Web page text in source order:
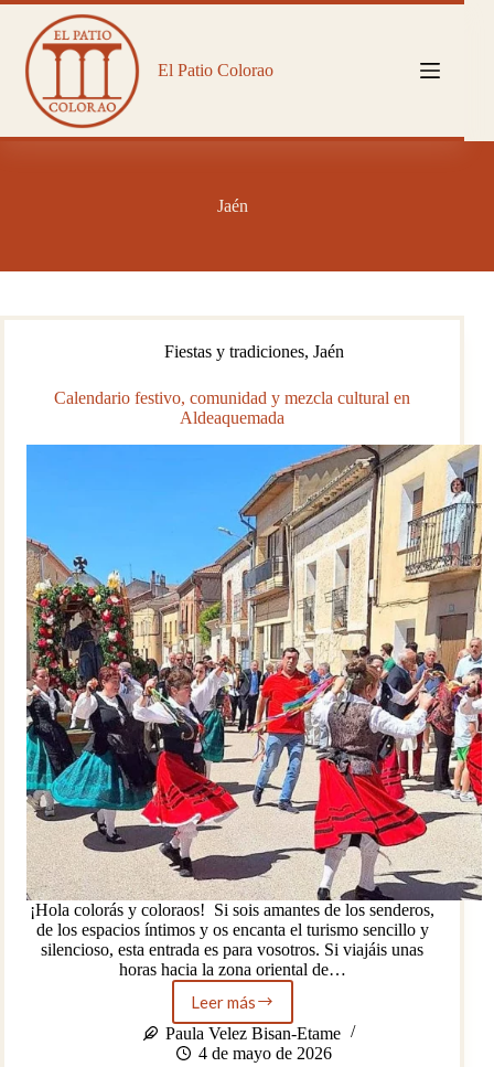
Saltar
contenido
El Patio Colorao
Jaén
Fiestas y tradiciones,Jaén
Calendario festivo, comunidad y mezcla cultural en
Aldeaquemada
¡Hola colorás y coloraos! Si sois amantes de los senderos,
de los espacios íntimos y os encanta el turismo sencillo y
silencioso, esta entrada es para vosotros. Si viajáis unas
horas hacia la zona oriental de…
Leer másCalendario
festivo,
comunidad
Paula Velez Bisan-Etame
4 de mayo de 2026